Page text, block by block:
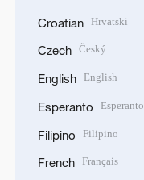
Croatian Hrvatski
Czech Český
English English
Esperanto Esperanto
Filipino Filipino
French Français